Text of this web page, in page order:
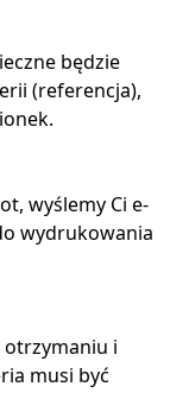
będzie
(referencja),
wyślemy Ci e-
wydrukowania
i
musi być